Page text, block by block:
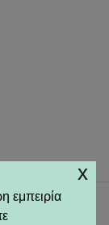
εμπειρία
x